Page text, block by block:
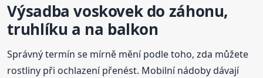
Výsadba voskovek do záhonu,
truhlíku a na balkon
Správný termín se mírně mění podle toho, zda můžete
rostliny při ochlazení přenést. Mobilní nádoby dávají